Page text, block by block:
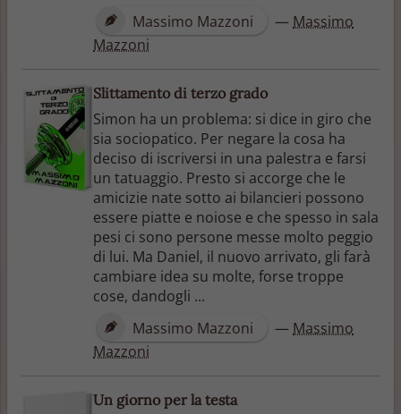
Massimo Mazzoni
— Massimo
Mazzoni
Slittamento di terzo grado
Simon ha un problema: si dice in giro che
sia sociopatico. Per negare la cosa ha
deciso di iscriversi in una palestra e farsi
un tatuaggio. Presto si accorge che le
amicizie nate sotto ai bilancieri possono
essere piatte e noiose e che spesso in sala
pesi ci sono persone messe molto peggio
di lui. Ma Daniel, il nuovo arrivato, gli farà
cambiare idea su molte, forse troppe
cose, dandogli ...
Massimo Mazzoni
— Massimo
Mazzoni
Un giorno per la testa